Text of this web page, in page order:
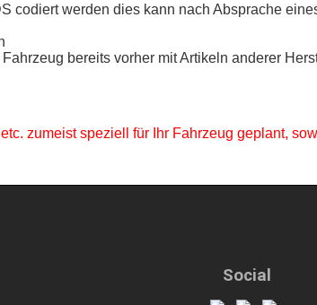
codiert werden dies kann nach Absprache
bereits vorher mit Artikeln anderer
zumeist speziell für Ihr Fahrzeug geplant,
Social